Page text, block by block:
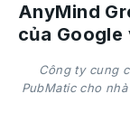
AnyMind
của
Công ty cung
PubMatic cho